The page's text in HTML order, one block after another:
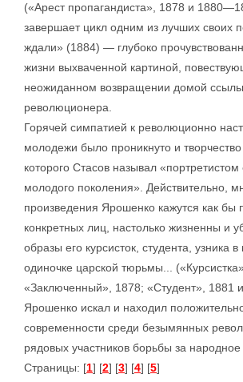
(«Арест пропагандиста», 1878 и
завершает цикл одним из лучших своих
ждали» (1884) — глубоко
жизни выхваченной картиной,
неожиданном возвращении домой
революционера.
Горячей симпатией к революционно
молодежи было проникнуто и
которого Стасов называл
молодого поколения». Действительно,
произведения Ярошенко кажутся как бы
конкретных лиц, настолько жизненны и
образы его курсисток, студента, узника
одиночке царской тюрьмы...
«Заключенный», 1878; «Студент», 1881 и
Ярошенко искал и находил
современности среди безымянных
рядовых участников борьбы за народное
Страницы: [1] [2] [3] [4] [5]